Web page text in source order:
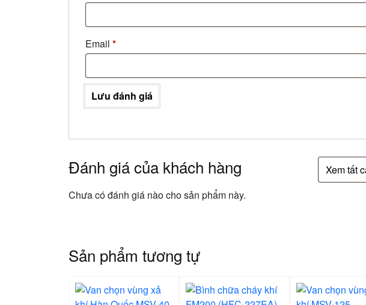
Email *
Lưu đánh giá
Đánh giá của khách hàng
Chưa có đánh giá nào cho sản phẩm này.
Sản phẩm tương tự